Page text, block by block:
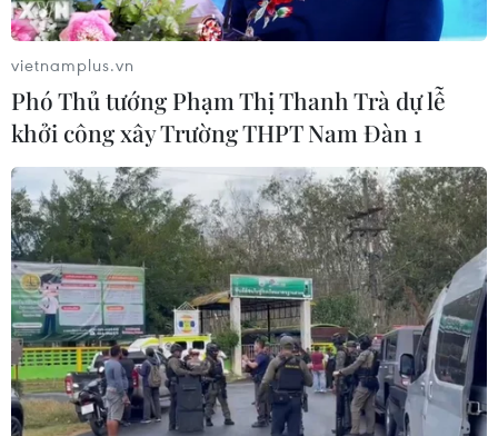
vietnamplus.vn
Phó Thủ tướng Phạm Thị Thanh Trà dự lễ
khởi công xây Trường THPT Nam Đàn 1